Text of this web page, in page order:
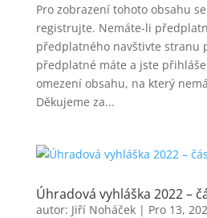
Pro zobrazení tohoto obsahu
registrujte. Nemáte-li
předplatného navštivte stranu
předplatné máte a jste
omezení obsahu, na který
Děkujeme za...
Úhradová vyhláška 2022 –
autor: Jiří Noháček| Pro 13,